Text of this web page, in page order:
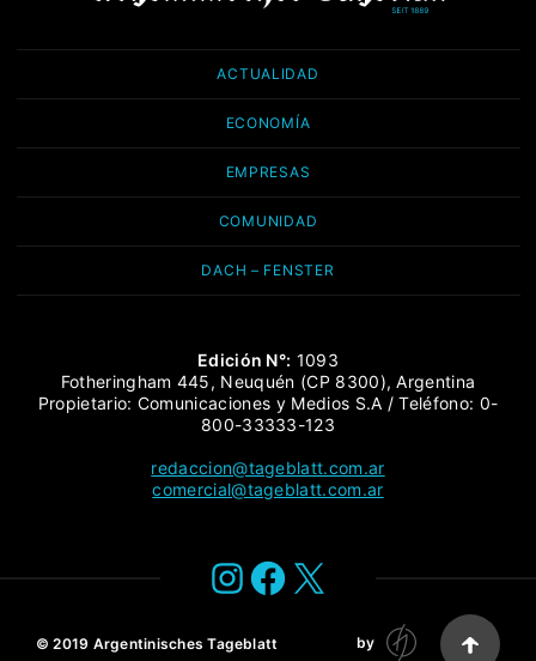
ACTUALIDAD
ECONOMÍA
EMPRESAS
COMUNIDAD
DACH – FENSTER
Edición N°: 1093
Fotheringham 445, Neuquén (CP 8300), Argentina
Propietario: Comunicaciones y Medios S.A / Teléfono: 0-
800-33333-123
redaccion@tageblatt.com.ar
comercial@tageblatt.com.ar
Instagram
Facebook
X
© 2019 Argentinisches Tageblatt by